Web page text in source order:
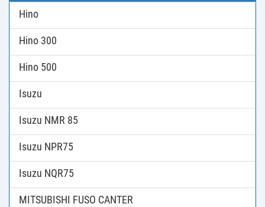
Hino
Hino 300
Hino 500
Isuzu
Isuzu NMR 85
Isuzu NPR75
Isuzu NQR75
MITSUBISHI FUSO CANTER